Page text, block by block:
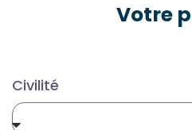
Votre
Civilité